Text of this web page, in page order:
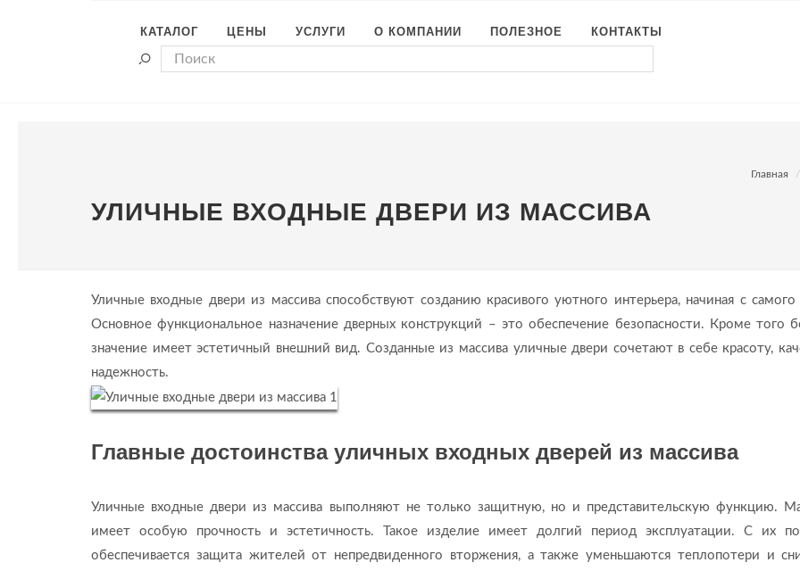
КАТАЛОГ ЦЕНЫ УСЛУГИ О КОМПАНИИ ПОЛЕЗНОЕ КОНТАКТЫ
Главная
УЛИЧНЫЕ ВХОДНЫЕ ДВЕРИ ИЗ МАССИВА
Уличные входные двери из массива способствуют созданию красивого уютного интерьера, начиная с самого
Основное функциональное назначение дверных конструкций – это обеспечение безопасности. Кроме того
значение имеет эстетичный внешний вид. Созданные из массива уличные двери сочетают в себе красоту,
надежность.
Главные достоинства уличных входных дверей из массива
Уличные входные двери из массива выполняют не только защитную, но и представительскую функцию.
имеет особую прочность и эстетичность. Такое изделие имеет долгий период эксплуатации. С их
обеспечивается защита жителей от непредвиденного вторжения, а также уменьшаются теплопотери и